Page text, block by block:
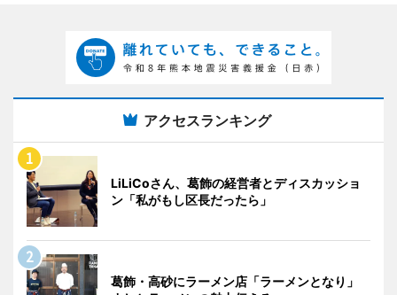
アクセスランキング
LiLiCoさん、葛飾の経営者とディスカッショ
ン「私がもし区長だったら」
葛飾・高砂にラーメン店「ラーメンとなり」